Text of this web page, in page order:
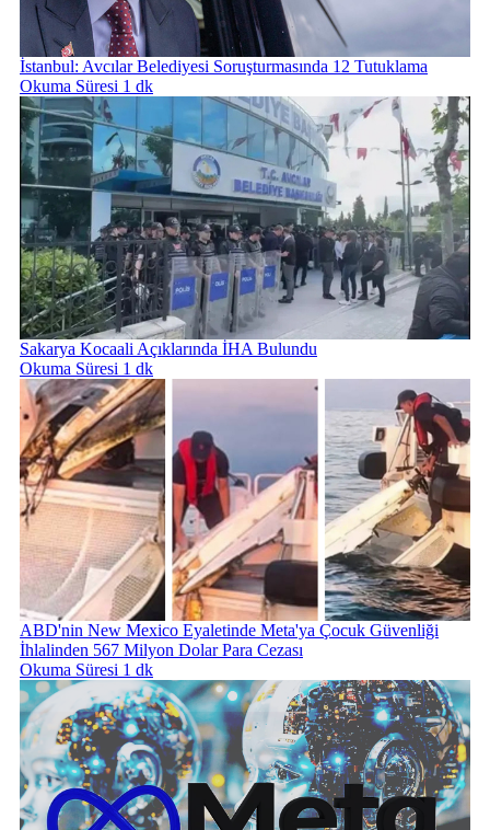
İstanbul: Avcılar Belediyesi Soruşturmasında 12 Tutuklama
Okuma Süresi 1 dk
Sakarya Kocaali Açıklarında İHA Bulundu
Okuma Süresi 1 dk
ABD'nin New Mexico Eyaletinde Meta'ya Çocuk Güvenliği
İhlalinden 567 Milyon Dolar Para Cezası
Okuma Süresi 1 dk